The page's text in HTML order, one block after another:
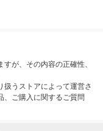
が、その内容の正確性、
扱うストアによって運営さ
、ご購入に関するご質問